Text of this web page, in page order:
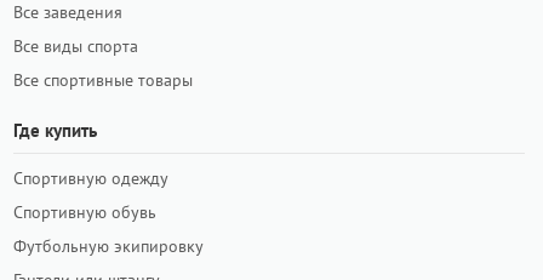
Все заведения
Все виды спорта
Все спортивные товары
Где купить
Спортивную одежду
Спортивную обувь
Футбольную экипировку